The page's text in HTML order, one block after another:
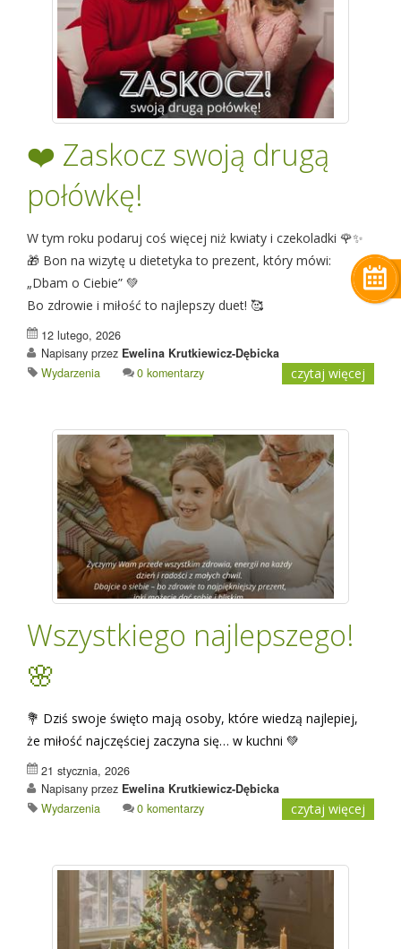
❤️ Zaskocz swoją drugą
połówkę!
W tym roku podaruj coś więcej niż kwiaty i czekoladki 🌹✨
🎁 Bon na wizytę u dietetyka to prezent, który mówi:
„Dbam o Ciebie” 💚
Bo zdrowie i miłość to najlepszy duet! 🥰
12 lutego, 2026
Napisany przez Ewelina Krutkiewicz-Dębicka
Wydarzenia
0 komentarzy czytaj więcej
Wszystkiego najlepszego!
🌸
💐 Dziś swoje święto mają osoby, które wiedzą najlepiej,
że miłość najczęściej zaczyna się… w kuchni 💚
21 stycznia, 2026
Napisany przez Ewelina Krutkiewicz-Dębicka
Wydarzenia
0 komentarzy czytaj więcej